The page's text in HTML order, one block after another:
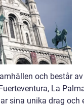
och består
La
sina unika drag och